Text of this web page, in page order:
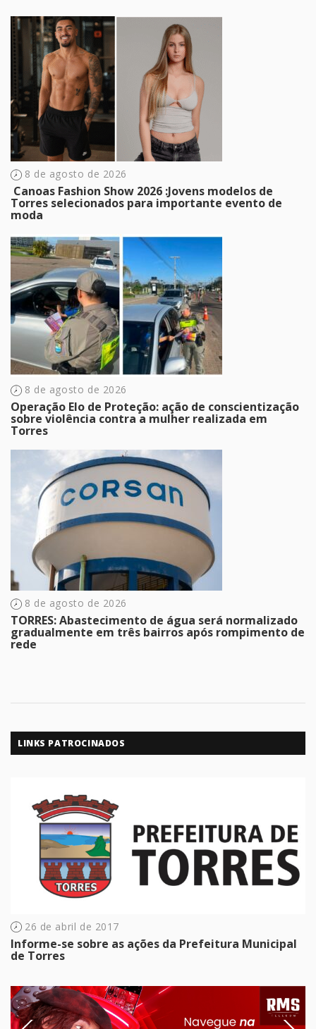
8 de agosto de 2026
​ Canoas Fashion Show 2026 :Jovens modelos de
Torres selecionados para importante evento de
moda
8 de agosto de 2026
Operação Elo de Proteção: ação de conscientização
sobre violência contra a mulher realizada em
Torres
8 de agosto de 2026
TORRES: Abastecimento de água será normalizado
gradualmente em três bairros após rompimento de
rede
LINKS PATROCINADOS
26 de abril de 2017
Informe-se sobre as ações da Prefeitura Municipal
de Torres